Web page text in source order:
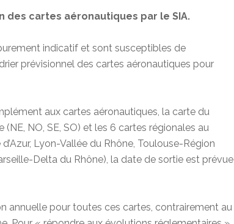
cartes aéronautiques par le SIA.
indicatif et sont susceptibles de
prévisionnel des cartes aéronautiques pour
aux cartes aéronautiques, la carte du
NO, SE, SO) et les 6 cartes régionales au
Lyon-Vallée du Rhône, Toulouse-Région
Delta du Rhône), la date de sortie est prévue
annuelle pour toutes ces cartes, contrairement au